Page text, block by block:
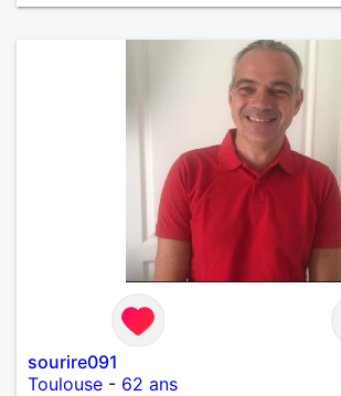
sourire091
Toulouse - 62 ans